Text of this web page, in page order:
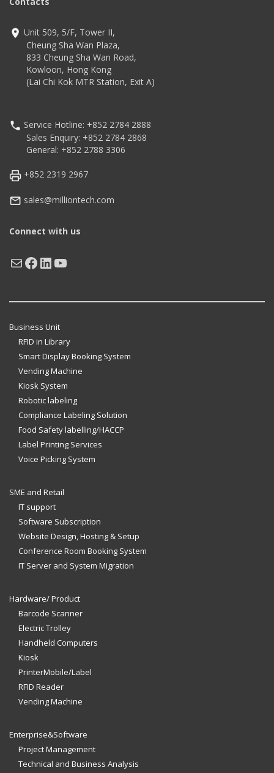
Unit 509, 5/F, Tower II,
Cheung Sha Wan Plaza,
833 Cheung Sha Wan Road,
Kowloon, Hong Kong
(Lai Chi Kok MTR Station, Exit A)
Service Hotline: +852 2784 2888
Sales Enquiry: +852 2784 2868
General: +852 2788 3306
+852 2319 2967
sales@milliontech.com
Connect with us
MailFacebook
LinkedIn
YouTube
Business Unit
RFID in Library
Smart Display Booking System
Vending Machine
Kiosk System
Robotic labeling
Compliance Labeling Solution
Food Safety labelling/HACCP
Label Printing Services
Voice Picking System
SME and Retail
IT support
Software Subscription
Website Design, Hosting & Setup
Conference Room Booking System
IT Server and System Migration
Hardware/ Product
Barcode Scanner
Electric Trolley
Handheld Computers
Kiosk
PrinterMobile/Label
RFID Reader
Vending Machine
Enterprise&Software
Project Management
Technical and Business Analysis